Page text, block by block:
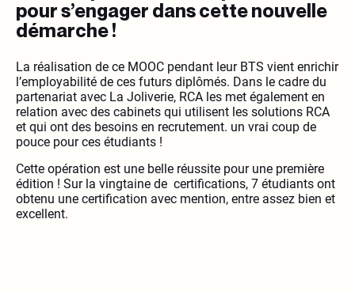
pour s’engager dans cette nouvelle
démarche !
La réalisation de ce MOOC pendant leur BTS vient enrichir
l’employabilité de ces futurs diplômés. Dans le cadre du
partenariat avec La Joliverie, RCA les met également en
relation avec des cabinets qui utilisent les solutions RCA
et qui ont des besoins en recrutement. un vrai coup de
pouce pour ces étudiants !
Cette opération est une belle réussite pour une première
édition ! Sur la vingtaine de certifications, 7 étudiants ont
obtenu une certification avec mention, entre assez bien et
excellent.